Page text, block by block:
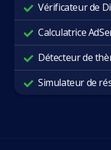
Vérificateur de
Calculatrice
Détecteur de
Simulateur de